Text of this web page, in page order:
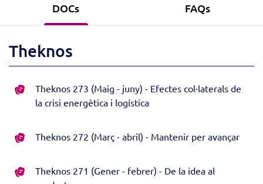
DOCs FAQs
Theknos
Theknos 273 (Maig - juny) - Efectes col·laterals de
la crisi energètica i logística
Theknos 272 (Març - abril) - Mantenir per avançar
Theknos 271 (Gener - febrer) - De la idea al